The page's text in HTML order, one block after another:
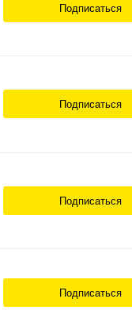
Подписаться
Подписаться
Подписаться
Подписаться